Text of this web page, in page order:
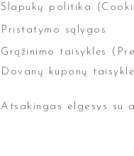
Slapukų politika
Pristatymo sąlygos
Grąžinimo taisyklės
Dovanų kuponų
Atsakingas elgesys su